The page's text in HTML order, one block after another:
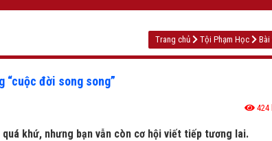
Trang chủ Tội Phạm Học Bài
“cuộc đời song song”
424
khứ, nhưng bạn vẫn còn cơ hội viết tiếp tương lai.